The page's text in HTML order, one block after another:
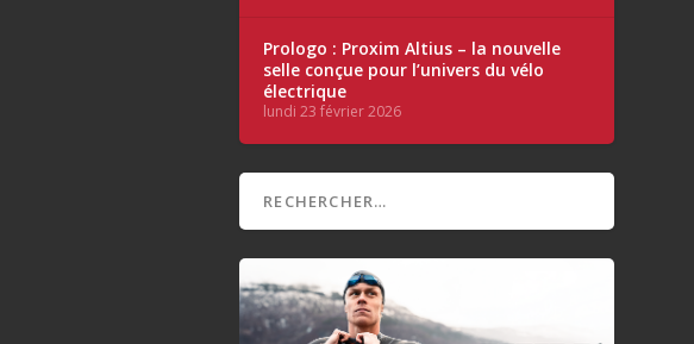
Prologo : Proxim Altius – la nouvelle
selle conçue pour l’univers du vélo
électrique
lundi 23 février 2026